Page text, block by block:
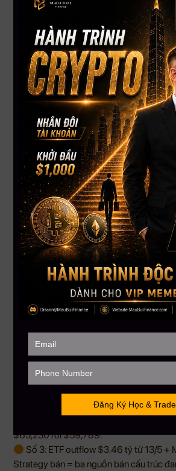
Crypto analyst Ted: “Vùng
chốt. Dưới đó, mọi thứ có thể trở nên xấu
ngưỡng này. Hỗ trợ kỹ thuật tiếp theo:
$68,589 → test $65,230. Xa hơn:
Ba áp lực cùng lúc: (1) Mt. Gox $739
ETF outflow $3.46 tỷ từ 13/5, (3)
2022. Tether USDT discount 0.10% —
vào fiat. ￼
BTC đang ở vùng nguy hiểm nhất từ
phục hồi duy nhất: Iran deal chính thức.
thêm: Iran đóng Bab al-Mandeb hoặc
sự. Nếu không có catalyst tích cực
BTC có thể test $65,000–$68,000.
FED & VĨ MÔ
Lịch tuần còn lại — quan trọng:
• Thứ Tư 3/6: ISM Services PMI + ADP
• Thứ Sáu 5/6: Jobs Report tháng 5 —
• 10/6: CPI tháng 5
Dầu Brent $93.46 hôm nay — giảm từ
Trump nói đàm phán “tốc độ nhanh.”
→ CPI tháng 5 có thể không tệ hơn
leo thang → dầu $100+ → CPI tháng 5
RỦI RO
Số 1: Trump yêu cầu Iran “đầu
ngôn ngữ đàm phán. Nếu Iran phản ứng
quân sự thật sự → leo thang toàn diện.
Số 2: BTC thủng $70,000 — $800
$65,230 rồi $59,789.
Số 3: ETF outflow $3.46 tỷ từ 13/5 +
Strategy bán = ba nguồn bán cấu trúc